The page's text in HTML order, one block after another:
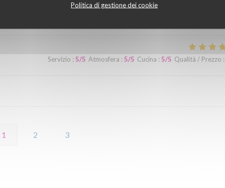
Politica di gestione dei cookie
Servizio : 5/5 Atmosfera : 5/5 Cucina : 5/5 Qualità / Prezzo :
1 2 3